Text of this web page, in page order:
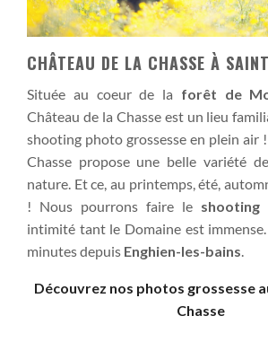
CHÂTEAU DE LA CHASSE À
Située au coeur de la forêt de
Château de la Chasse est un lieu
shooting photo grossesse en plein air
Chasse propose une belle variété
nature. Et ce, au printemps, été,
! Nous pourrons faire le shooting
intimité tant le Domaine est
minutes depuis Enghien-les-bains.
Découvrez nos photos grossesse
Chasse